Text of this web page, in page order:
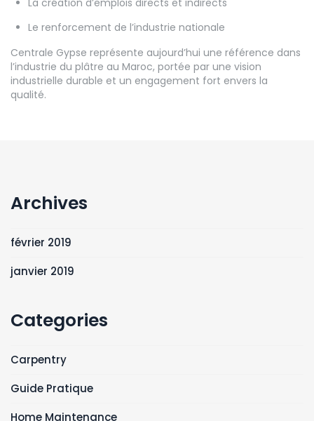
La création d’emplois directs et indirects
Le renforcement de l’industrie nationale
Centrale Gypse représente aujourd’hui une référence dans
l’industrie du plâtre au Maroc, portée par une vision
industrielle durable et un engagement fort envers la
qualité.
Archives
février 2019
janvier 2019
Categories
Carpentry
Guide Pratique
Home Maintenance